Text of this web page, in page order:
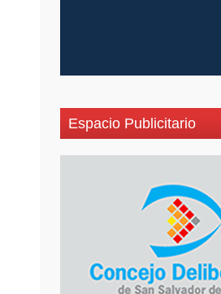
Espacio Publicitario